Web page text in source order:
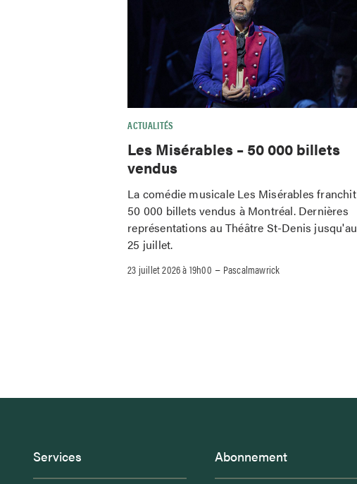
ACTUALITÉS
Les Misérables – 50 000 billets
vendus
La comédie musicale Les Misérables franchit
50 000 billets vendus à Montréal. Dernières
représentations au Théâtre St-Denis jusqu'au
25 juillet.
23 juillet 2026 à 19h00 – Pascalmawrick
Services Abonnement